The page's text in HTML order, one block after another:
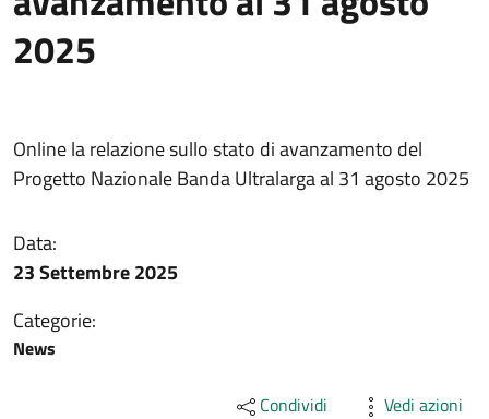
2025
Online la relazione sullo stato di avanzamento del
Progetto Nazionale Banda Ultralarga al 31 agosto 2025
Data:
23 Settembre 2025
Categorie:
News
Condividi Vedi azioni